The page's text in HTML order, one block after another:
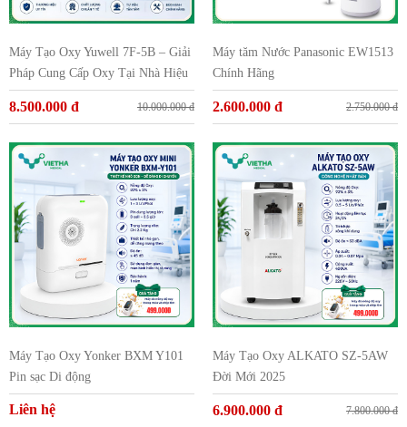
Máy Tạo Oxy Yuwell 7F-5B – Giải
Pháp Cung Cấp Oxy Tại Nhà Hiệu
Quả Cho Người Bệnh
8.500.000 đ 10.000.000 đ
Máy tăm Nước Panasonic EW1513
Chính Hãng
2.600.000 đ 2.750.000 đ
Máy Tạo Oxy Yonker BXM Y101
Pin sạc Di động
Liên hệ
Máy Tạo Oxy ALKATO SZ-5AW
Đời Mới 2025
6.900.000 đ 7.800.000 đ